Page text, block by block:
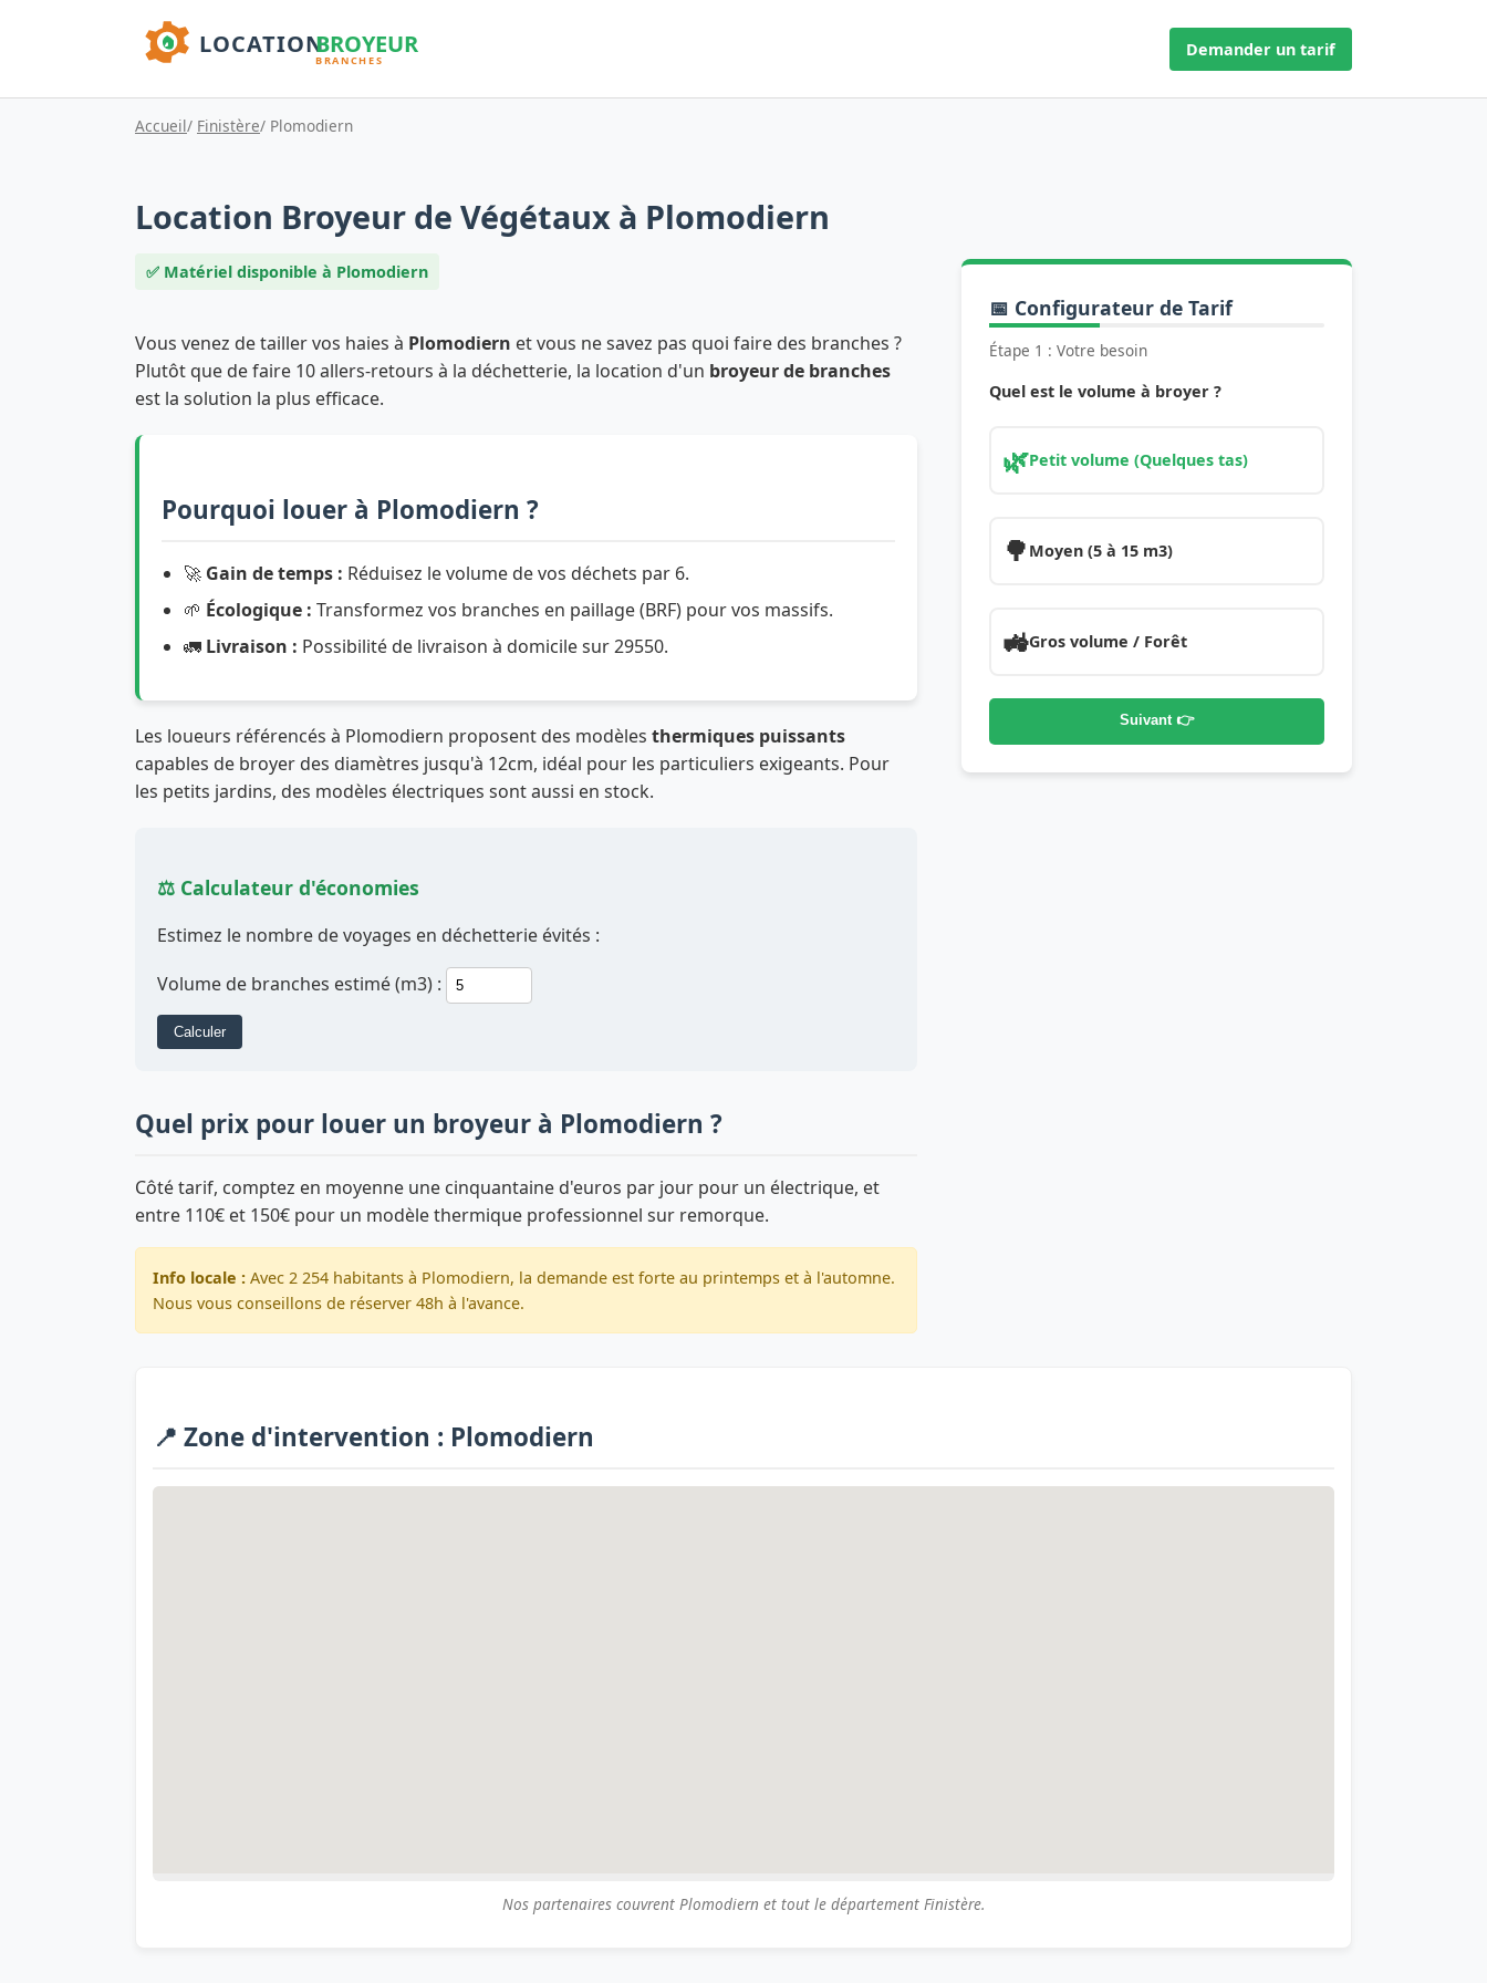
Demander un tarif
Accueil/ Finistère/ Plomodiern
Location Broyeur de Végétaux à Plomodiern
✅ Matériel disponible à Plomodiern
Vous venez de tailler vos haies à Plomodiern et vous ne savez pas quoi faire des branches ?
Plutôt que de faire 10 allers-retours à la déchetterie, la location d'un broyeur de branches
est la solution la plus efficace.
Pourquoi louer à Plomodiern ?
🚀 Gain de temps : Réduisez le volume de vos déchets par 6.
🌱 Écologique : Transformez vos branches en paillage (BRF) pour vos massifs.
🚛 Livraison : Possibilité de livraison à domicile sur 29550.
Les loueurs référencés à Plomodiern proposent des modèles thermiques puissants
capables de broyer des diamètres jusqu'à 12cm, idéal pour les particuliers exigeants. Pour
les petits jardins, des modèles électriques sont aussi en stock.
⚖️ Calculateur d'économies
Estimez le nombre de voyages en déchetterie évités :
Volume de branches estimé (m3) :
Calculer
Quel prix pour louer un broyeur à Plomodiern ?
Côté tarif, comptez en moyenne une cinquantaine d'euros par jour pour un électrique, et
entre 110€ et 150€ pour un modèle thermique professionnel sur remorque.
Info locale : Avec 2 254 habitants à Plomodiern, la demande est forte au printemps et à l'automne.
Nous vous conseillons de réserver 48h à l'avance.
📅 Configurateur de Tarif
Étape 1 : Votre besoin
Quel est le volume à broyer ?
🌿Petit volume (Quelques tas)
🌳 Moyen (5 à 15 m3)
🚜Gros volume / Forêt
Suivant 👉
📍 Zone d'intervention : Plomodiern
Nos partenaires couvrent Plomodiern et tout le département Finistère.